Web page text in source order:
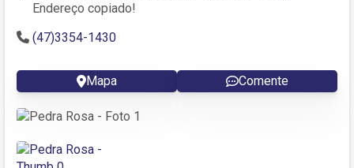
Endereço copiado!
(47)3354-1430
Mapa Comente